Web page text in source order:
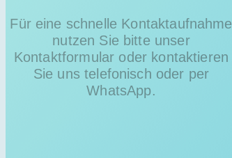
Für eine schnelle Kontaktaufnahme
nutzen Sie bitte unser
Kontaktformular oder kontaktieren
Sie uns telefonisch oder per
WhatsApp.